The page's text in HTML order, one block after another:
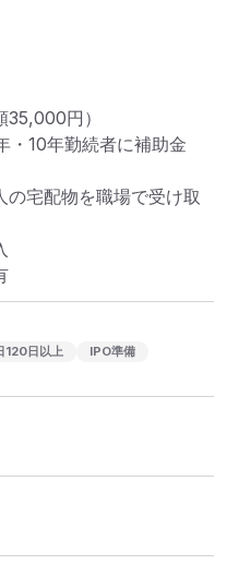
円）
10年勤続者に補助金
宅配物を職場で受け取
120日以上
IPO準備